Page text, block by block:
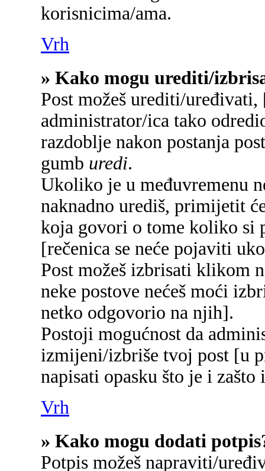
korisnicima/ama.
Vrh
» Kako mogu urediti/
Post možeš urediti/
administrator/ica tako
razdoblje nakon postanja
gumb uredi.
Ukoliko je u međuvremenu
naknadno urediš, primijetit
koja govori o tome koliko si
[rečenica se neće pojaviti
Post možeš izbrisati klikom
neke postove nećeš moći
netko odgovorio na njih].
Postoji mogućnost da
izmijeni/izbriše tvoj post [u
napisati opasku što je i
Vrh
» Kako mogu dodati
Potpis možeš napraviti/